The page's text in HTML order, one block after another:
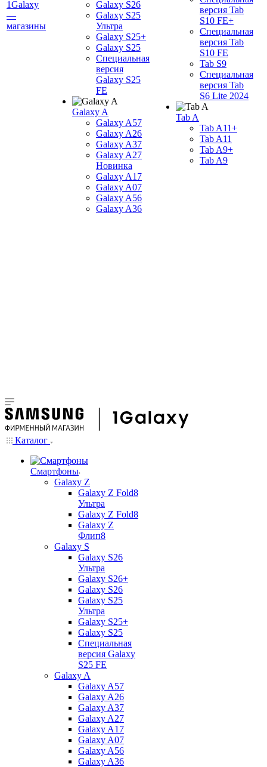
1Galaxy
—
магазины
Galaxy S26
Galaxy S25
Ультра
Galaxy S25+
Galaxy S25
Специальная
версия
Galaxy S25
FE
Galaxy A
Galaxy A57
Galaxy A26
Galaxy A37
Galaxy A27
Новинка
Galaxy A17
Galaxy A07
Galaxy A56
Galaxy A36
версия Tab
S10 FE+
Специальная
версия Tab
S10 FE
Tab S9
Специальная
версия Tab
S6 Lite 2024
Tab A
Tab A11+
Tab A11
Tab A9+
Tab A9
Каталог
Смартфоны
Galaxy Z
Galaxy Z Fold8
Ультра
Galaxy Z Fold8
Galaxy Z
Флип8
Galaxy S
Galaxy S26
Ультра
Galaxy S26+
Galaxy S26
Galaxy S25
Ультра
Galaxy S25+
Galaxy S25
Специальная
версия Galaxy
S25 FE
Galaxy A
Galaxy A57
Galaxy A26
Galaxy A37
Galaxy A27
Galaxy A17
Galaxy A07
Galaxy A56
Galaxy A36